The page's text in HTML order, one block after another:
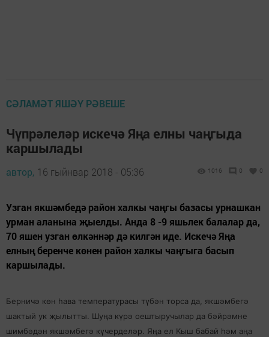
СӘЛАМӘТ ЯШӘҮ РӘВЕШЕ
Чүпрәлеләр искечә Яңа елны чаңгыда
каршылады
автор, 16 гыйнвар 2018 - 05:36 1016 0 0
Узган якшәмбедә район халкы чаңгы базасы урнашкан
урман аланына җыелды. Анда 8 -9 яшьлек балалар да,
70 яшен узган өлкәннәр дә килгән иде. Искечә Яңа
елның беренче көнен район халкы чаңгыга басып
каршылады.
Берничә көн һава температурасы түбән торса да, якшәмбегә
шактый ук җылытты. Шуңа күрә оештыручылар да бәйрәмне
шимбәдән якшәмбегә күчерделәр. Яңа ел Кыш бабай һәм аңа